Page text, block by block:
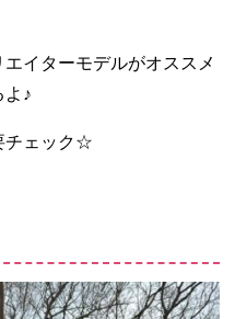
イターモデルがオススメ
よ♪
チェック☆